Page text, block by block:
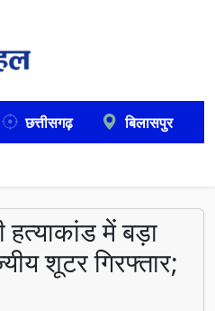
छत्तीसगढ़ बिलासपुर
हत्याकांड में बड़ा
शूटर गिरफ्तार;